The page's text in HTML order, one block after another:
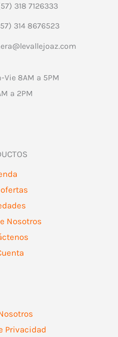
318 7126333
314 8676523
8AM a 5PM
a 2PM
Nosotros
Privacidad